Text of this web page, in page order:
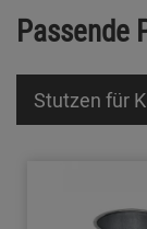
Passende
Stutzen für